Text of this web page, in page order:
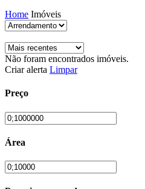
Home Imóveis
Não foram encontrados imóveis.
Criar alerta Limpar
Preço
Área